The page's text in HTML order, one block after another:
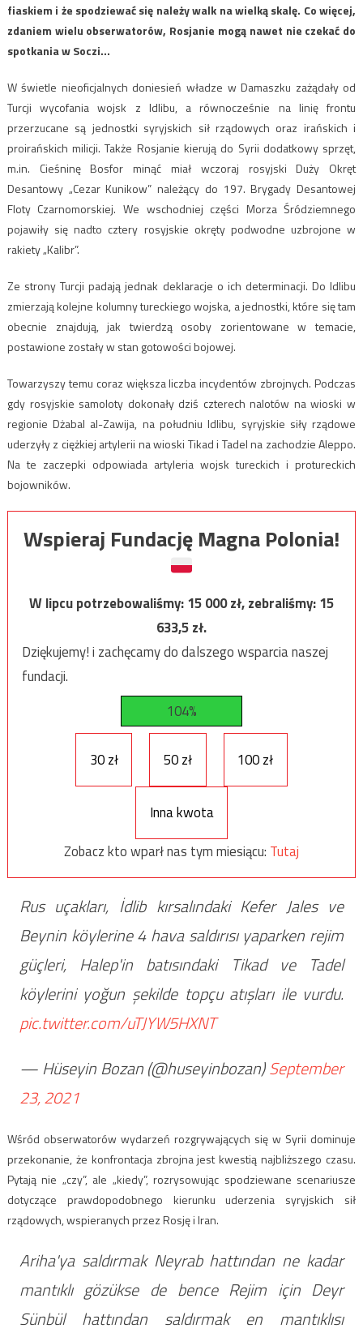
fiaskiem i że spodziewać się należy walk na wielką skalę. Co więcej,
zdaniem wielu obserwatorów, Rosjanie mogą nawet nie czekać do
spotkania w Soczi…
W świetle nieoficjalnych doniesień władze w Damaszku zażądały od
Turcji wycofania wojsk z Idlibu, a równocześnie na linię frontu
przerzucane są jednostki syryjskich sił rządowych oraz irańskich i
proirańskich milicji. Także Rosjanie kierują do Syrii dodatkowy sprzęt,
m.in. Cieśninę Bosfor minąć miał wczoraj rosyjski Duży Okręt
Desantowy „Cezar Kunikow” należący do 197. Brygady Desantowej
Floty Czarnomorskiej. We wschodniej części Morza Śródziemnego
pojawiły się nadto cztery rosyjskie okręty podwodne uzbrojone w
rakiety „Kalibr”.
Ze strony Turcji padają jednak deklaracje o ich determinacji. Do Idlibu
zmierzają kolejne kolumny tureckiego wojska, a jednostki, które się tam
obecnie znajdują, jak twierdzą osoby zorientowane w temacie,
postawione zostały w stan gotowości bojowej.
Towarzyszy temu coraz większa liczba incydentów zbrojnych. Podczas
gdy rosyjskie samoloty dokonały dziś czterech nalotów na wioski w
regionie Dżabal al-Zawija, na południu Idlibu, syryjskie siły rządowe
uderzyły z ciężkiej artylerii na wioski Tikad i Tadel na zachodzie Aleppo.
Na te zaczepki odpowiada artyleria wojsk tureckich i protureckich
bojowników.
Wspieraj Fundację Magna Polonia!
W lipcu potrzebowaliśmy:15 000zł, zebraliśmy:15
633,5zł.
Dziękujemy! i zachęcamy do dalszego wsparcia naszej
fundacji.
104%
30 zł 50 zł 100 zł
Inna kwota
Zobacz kto wparł nas tym miesiącu: Tutaj
Rus uçakları, İdlib kırsalındaki Kefer Jales ve
Beynin köylerine 4 hava saldırısı yaparken rejim
güçleri, Halep'in batısındaki Tikad ve Tadel
köylerini yoğun şekilde topçu atışları ile vurdu.
pic.twitter.com/uTJYW5HXNT
— Hüseyin Bozan (@huseyinbozan)September
23, 2021
Wśród obserwatorów wydarzeń rozgrywających się w Syrii dominuje
przekonanie, że konfrontacja zbrojna jest kwestią najbliższego czasu.
Pytają nie „czy”, ale „kiedy”, rozrysowując spodziewane scenariusze
dotyczące prawdopodobnego kierunku uderzenia syryjskich sił
rządowych, wspieranych przez Rosję i Iran.
Ariha'ya saldırmak Neyrab hattından ne kadar
mantıklı gözükse de bence Rejim için Deyr
Sünbül hattından saldırmak en mantıklısı